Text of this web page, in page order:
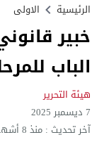
في
الرئيسية الاولى
خبير
الباب
هيئة التحرير
7 ديسمبر 2025
آخر تحديث :منذ 8 أشهر